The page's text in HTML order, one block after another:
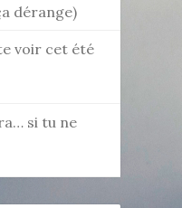
dérange)
voir cet été
si tu ne